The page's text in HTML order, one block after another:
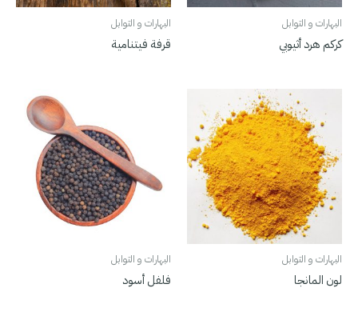
البهارات و التوابل
كركم هرد أثيوبي
البهارات و التوابل
قرفة فيتنامية
البهارات و التوابل
لون المانجا
البهارات و التوابل
فلفل أسود